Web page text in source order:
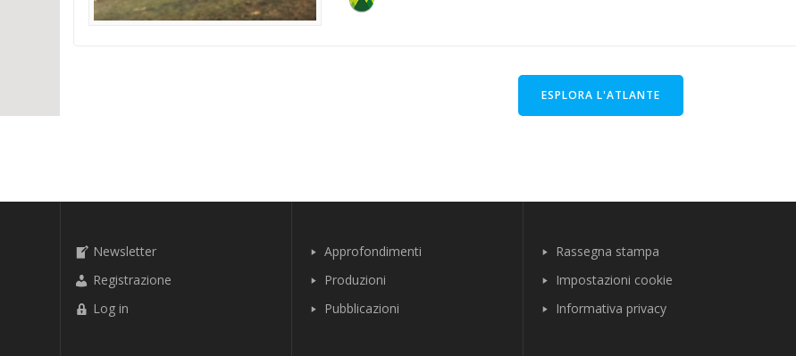
ESPLORA L'ATLANTE
Newsletter
Registrazione
Log in
Approfondimenti
Produzioni
Pubblicazioni
Rassegna stampa
Impostazioni cookie
Informativa privacy